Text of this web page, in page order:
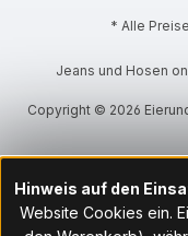
* Alle
Jeans und Hosen
Copyright © 2026
Hinweis auf den
Website Cookies ein.